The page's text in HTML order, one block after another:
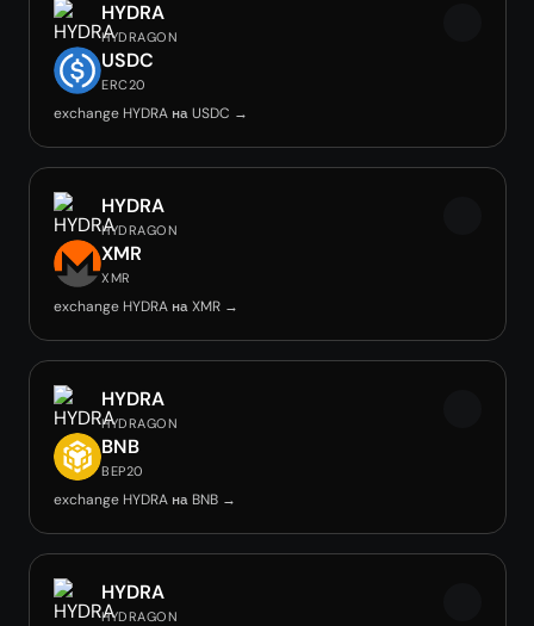
HYDRA
HYDRAGON
USDC
ERC20
exchange HYDRA на USDC →
HYDRA
HYDRAGON
XMR
XMR
exchange HYDRA на XMR →
HYDRA
HYDRAGON
BNB
BEP20
exchange HYDRA на BNB →
HYDRA
HYDRAGON